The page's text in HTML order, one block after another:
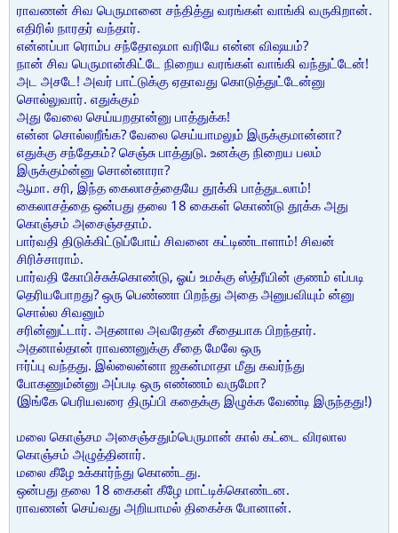
ராவணன் சிவ பெருமானை சந்தித்து வரங்கள் வாங்கி வருகிறான்.
எதிரில் நாரதர் வந்தார்.
என்னப்பா ரொம்ப சந்தோஷமா வரியே என்ன விஷயம்?
நான் சிவ பெருமான்கிட்டே நிறைய வரங்கள் வாங்கி வந்துட்டேன்!
அட அசடே! அவர் பாட்டுக்கு ஏதாவது கொடுத்துட்டேன்னு
சொல்லுவார். எதுக்கும்
அது வேலை செய்யறதான்னு பாத்துக்க!
என்ன சொல்லறீங்க? வேலை செய்யாமலும் இருக்குமான்னா?
எதுக்கு சந்தேகம்? செஞ்சு பாத்துடு. உனக்கு நிறைய பலம்
இருக்கும்ன்னு சொன்னாரா?
ஆமா. சரி, இந்த கைலாசத்தையே தூக்கி பாத்துடலாம்!
கைலாசத்தை ஒன்பது தலை 18 கைகள் கொண்டு தூக்க அது
கொஞ்சம் அசைஞ்சதாம்.
பார்வதி திடுக்கிட்டுப்போய் சிவனை கட்டிண்டாளாம்! சிவன்
சிரிச்சாராம்.
பார்வதி கோபிச்சுக்கொண்டு, ஓய் உமக்கு ஸ்த்ரீயின் குணம் எப்படி
தெரியபோறது? ஒரு பெண்ணா பிறந்து அதை அனுபவியும் ன்னு
சொல்ல சிவனும்
சரின்னுட்டார். அதனால அவரேதன் சீதையாக பிறந்தார்.
அதனால்தான் ராவணனுக்கு சீதை மேலே ஒரு
ஈர்ப்பு வந்தது. இல்லைன்னா ஜகன்மாதா மீது கவர்ந்து
போகணும்ன்னு அப்படி ஒரு எண்ணம் வருமோ?
(இங்கே பெரியவரை திருப்பி கதைக்கு இழுக்க வேண்டி இருந்தது!)
மலை கொஞ்சம அசைஞ்சதும்பெருமான் கால் கட்டை விரலால
கொஞ்சம் அழுத்தினார்.
மலை கீழே உக்கார்ந்து கொண்டது.
ஒன்பது தலை 18 கைகள் கீழே மாட்டிக்கொண்டன.
ராவணன் செய்வது அறியாமல் திகைச்சு போனான்.